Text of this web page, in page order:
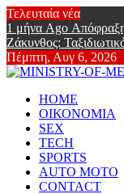
Skip
to
content
Τελευταία νέα
1 μήνα Ago
Ζάκυνθος:
Πέμπτη, Αυγ 6, 2026
Online Lifestyle
Primary
Menu
HOME
ΟΙΚΟΝΟΜΙΑ
SEX
TECH
SPORTS
AUTO MOTO
CONTACT